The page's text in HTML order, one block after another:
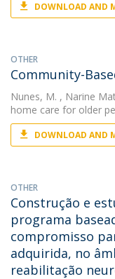
DOWNLOAD AND
OTHER
Community-
Nunes, M. , Narine
home care for older
DOWNLOAD AND
OTHER
Construção e
programa
compromisso
adquirida, no
reabilitação